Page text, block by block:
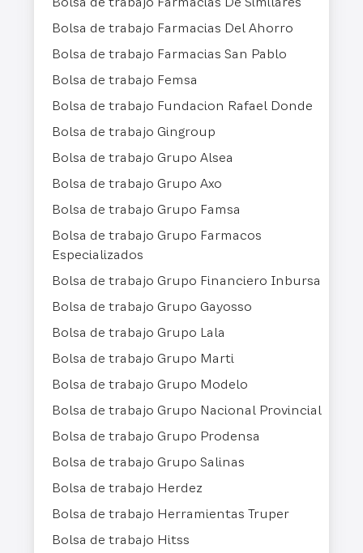
Bolsa de trabajo Farmacias Del Ahorro
Bolsa de trabajo Farmacias San Pablo
Bolsa de trabajo Femsa
Bolsa de trabajo Fundacion Rafael Donde
Bolsa de trabajo Gingroup
Bolsa de trabajo Grupo Alsea
Bolsa de trabajo Grupo Axo
Bolsa de trabajo Grupo Famsa
Bolsa de trabajo Grupo Farmacos
Especializados
Bolsa de trabajo Grupo Financiero Inbursa
Bolsa de trabajo Grupo Gayosso
Bolsa de trabajo Grupo Lala
Bolsa de trabajo Grupo Marti
Bolsa de trabajo Grupo Modelo
Bolsa de trabajo Grupo Nacional Provincial
Bolsa de trabajo Grupo Prodensa
Bolsa de trabajo Grupo Salinas
Bolsa de trabajo Herdez
Bolsa de trabajo Herramientas Truper
Bolsa de trabajo Hitss